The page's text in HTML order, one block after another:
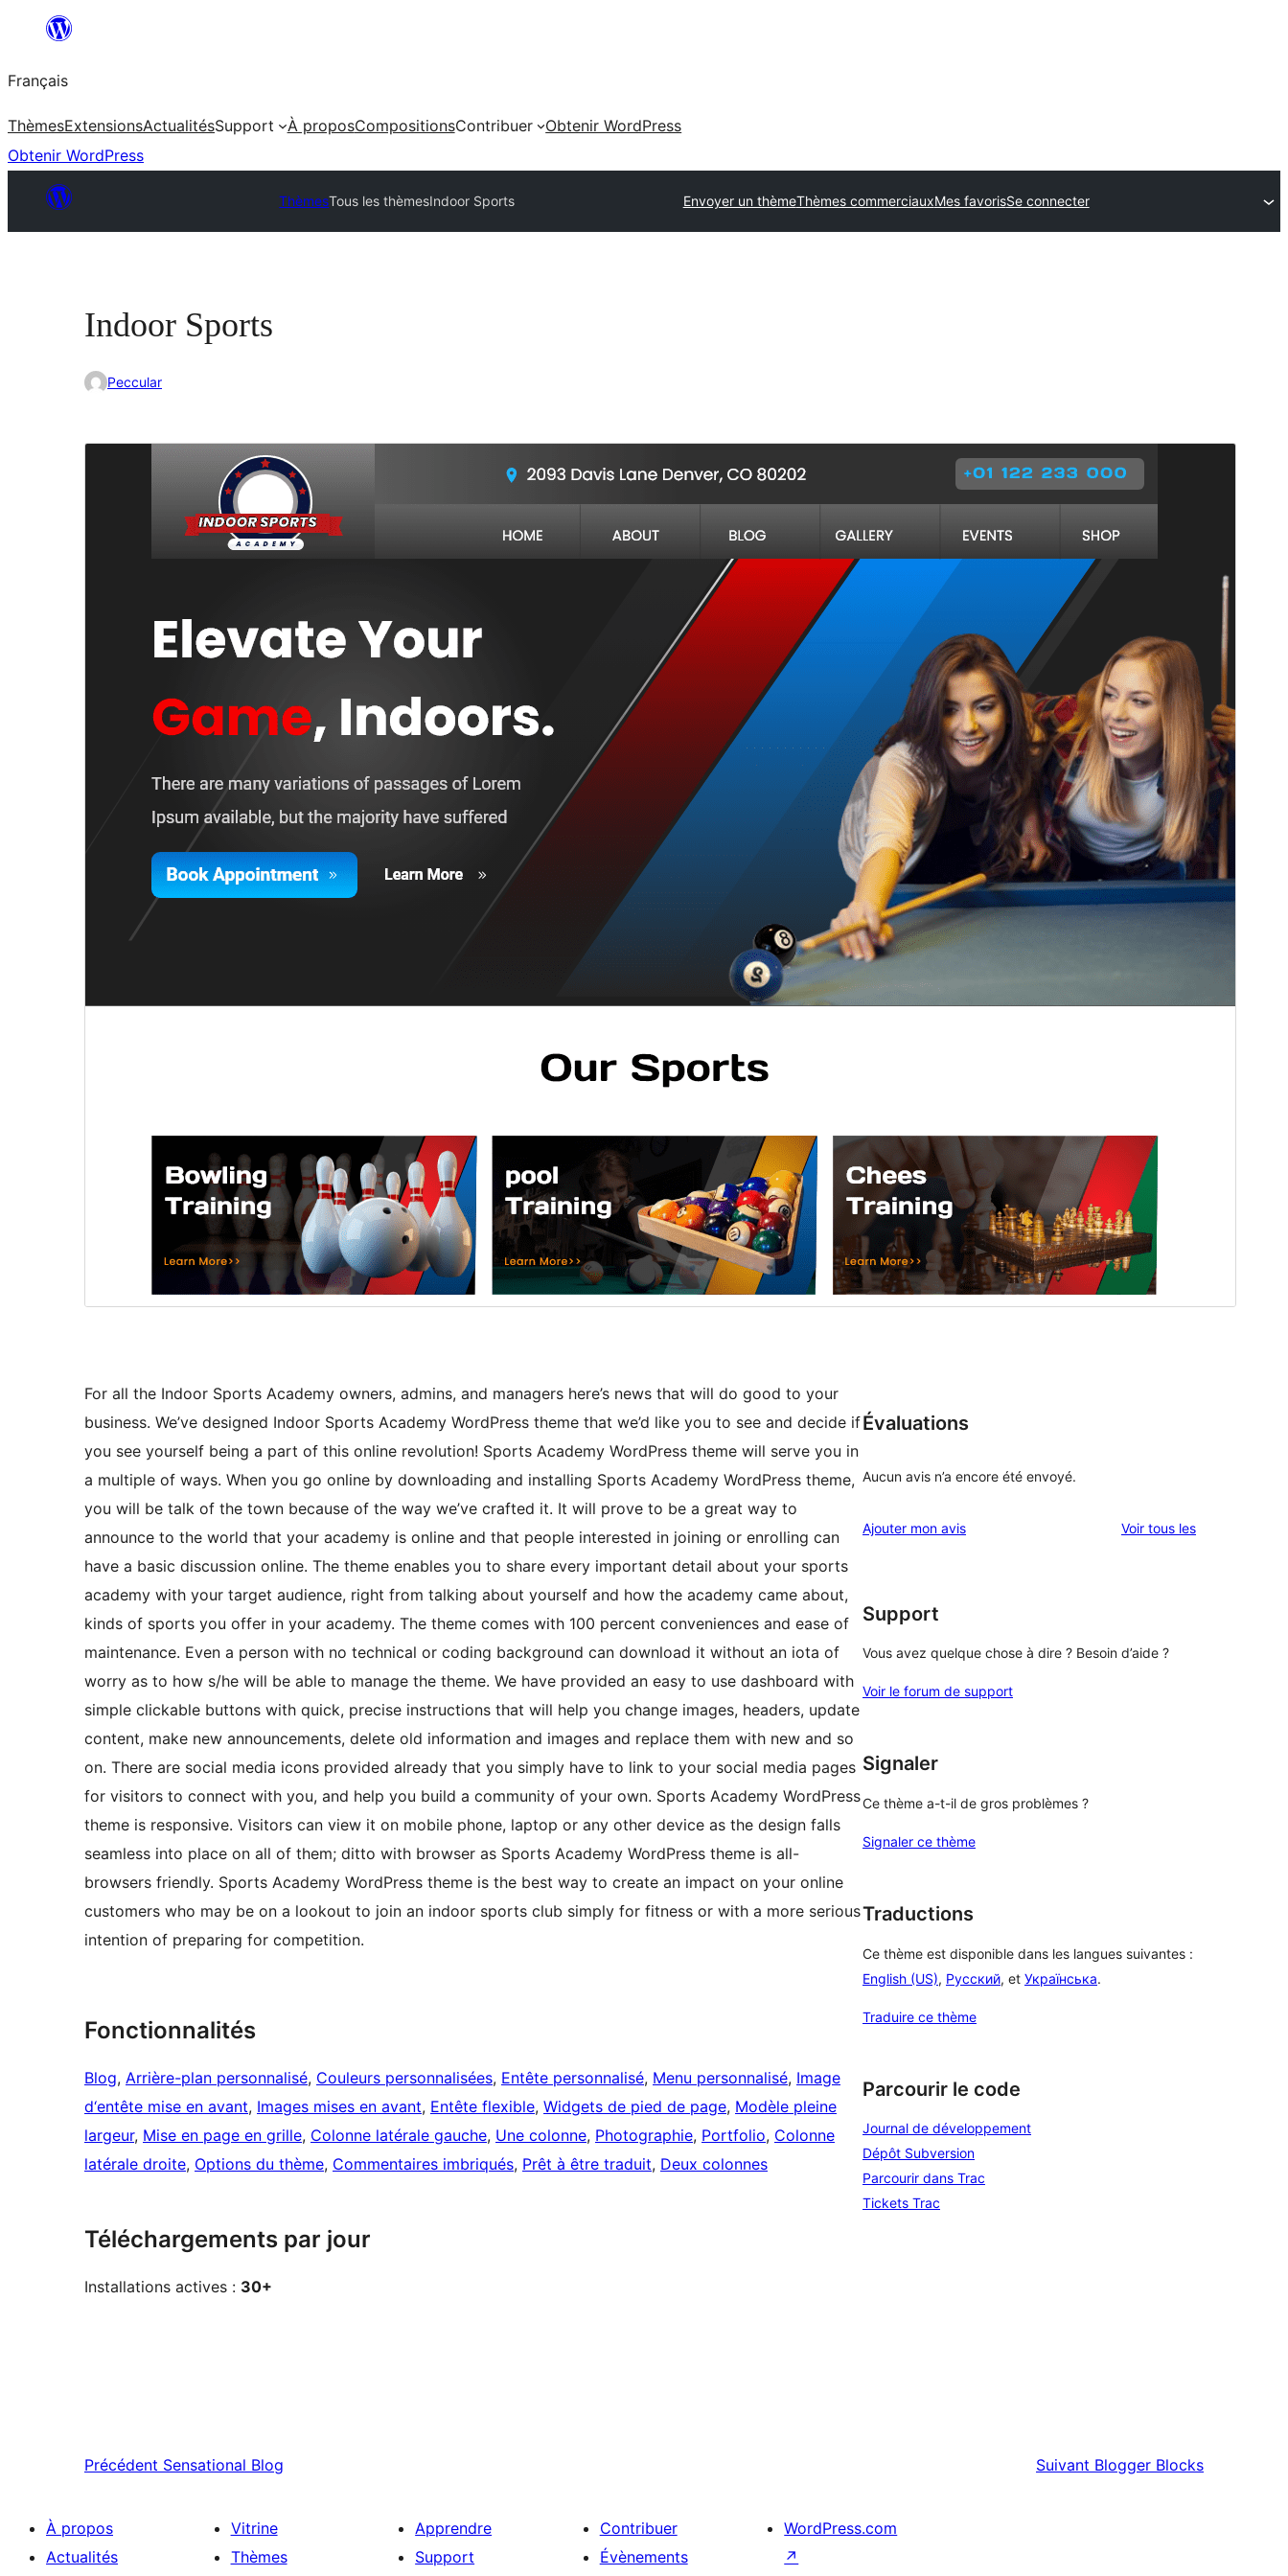
contenu
Français
ThèmesExtensionsActualitésSupport À proposCompositionsContribuer
Obtenir WordPress
Obtenir WordPress
ThèmesTous les thèmesIndoor Sports Envoyer un thèmeThèmes commerciauxMes favorisSe connecter
Indoor Sports
Peccular
Télécharger
Installations actives
Page d’accueil du thème
For all the Indoor Sports Academy owners, admins, and managers here’s news that will do good to your
business. We’ve designed Indoor Sports Academy WordPress theme that we’d like you to see and decide if
you see yourself being a part of this online revolution! Sports Academy WordPress theme will serve you in
a multiple of ways. When you go online by downloading and installing Sports Academy WordPress theme,
you will be talk of the town because of the way we’ve crafted it. It will prove to be a great way to
announce to the world that your academy is online and that people interested in joining or enrolling can
have a basic discussion online. The theme enables you to share every important detail about your sports
academy with your target audience, right from talking about yourself and how the academy came about,
kinds of sports you offer in your academy. The theme comes with 100 percent conveniences and ease of
maintenance. Even a person with no technical or coding background can download it without an iota of
worry as to how s/he will be able to manage the theme. We have provided an easy to use dashboard with
simple clickable buttons with quick, precise instructions that will help you change images, headers, update
content, make new announcements, delete old information and images and replace them with new and so
on. There are social media icons provided already that you simply have to link to your social media pages
for visitors to connect with you, and help you build a community of your own. Sports Academy WordPress
theme is responsive. Visitors can view it on mobile phone, laptop or any other device as the design falls
seamless into place on all of them; ditto with browser as Sports Academy WordPress theme is all-
browsers friendly. Sports Academy WordPress theme is the best way to create an impact on your online
customers who may be on a lookout to join an indoor sports club simply for fitness or with a more serious
intention of preparing for competition.
Fonctionnalités
Blog, Arrière-plan personnalisé, Couleurs personnalisées, Entête personnalisé, Menu personnalisé, Image
d‘entête mise en avant, Images mises en avant, Entête flexible, Widgets de pied de page, Modèle pleine
largeur, Mise en page en grille, Colonne latérale gauche, Une colonne, Photographie, Portfolio, Colonne
latérale droite, Options du thème, Commentaires imbriqués, Prêt à être traduit, Deux colonnes
Téléchargements par jour
Installations actives : 30+
Évaluations
Aucun avis n’a encore été envoyé.
Ajouter mon avis Voir tous lesavis
Support
Vous avez quelque chose à dire ? Besoin d’aide ?
Voir le forum de support
Signaler
Ce thème a-t-il de gros problèmes ?
Signaler ce thème
Traductions
Ce thème est disponible dans les langues suivantes :
English (US), Русский, et Українська.
Traduire ce thème
Parcourir le code
Journal de développement
Dépôt Subversion
Parcourir dans Trac
Tickets Trac
Précédent Sensational Blog Suivant Blogger Blocks
À propos
Actualités
Vitrine
Thèmes
Apprendre
Support
Contribuer
Évènements
WordPress.com
↗